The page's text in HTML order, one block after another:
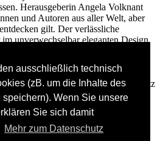
ausschließlich technisch
(zB. um die Inhalte des
speichern). Wenn Sie unsere
Sie sich damit
Mehr zum Datenschutz
Herausgeberin Angela Volknant
und Autoren aus aller Welt, aber
gilt. Der verlässliche
unverwechselbar eleganten Design.
M. Flašar, Wilhelm Genazino,
Dinçer Güçyeter, Katharina
Ibsen, Abe Kōbō, Katja Lange-
Dorothy Parker, Alex Schulman, Lutz
u. v. a. m.